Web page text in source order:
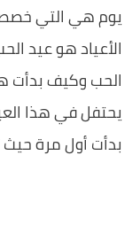
يوم هي التي
الأعياد هو عيد
الحب وكيف بدأت
يحتفل في هذا
بدأت أول مرة حيث